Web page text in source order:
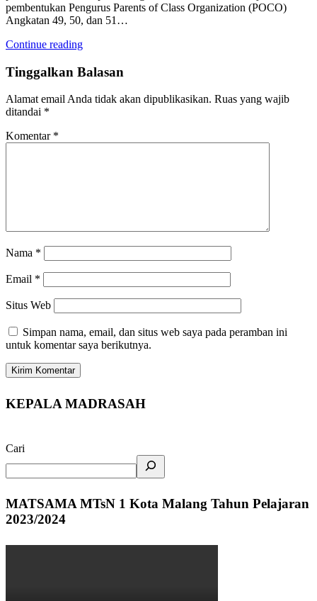
pembentukan Pengurus Parents of Class Organization (POCO)
Angkatan 49, 50, dan 51…
Continue reading
Tinggalkan Balasan
Alamat email Anda tidak akan dipublikasikan. Ruas yang wajib
ditandai *
Komentar *
Nama *
Email *
Situs Web
Simpan nama, email, dan situs web saya pada peramban ini
untuk komentar saya berikutnya.
KEPALA MADRASAH
Cari
MATSAMA MTsN 1 Kota Malang Tahun Pelajaran
2023/2024